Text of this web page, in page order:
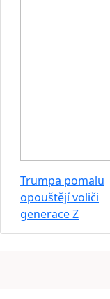
Trumpa pomalu
opouštějí voliči
generace Z